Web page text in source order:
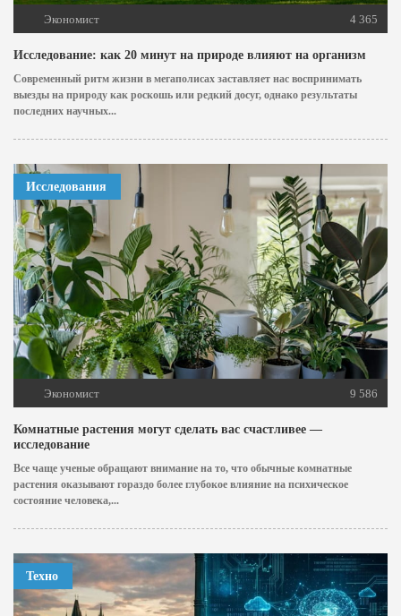
Экономист 4 365
Исследование: как 20 минут на природе влияют на организм
Современный ритм жизни в мегаполисах заставляет нас воспринимать
выезды на природу как роскошь или редкий досуг, однако результаты
последних научных...
Исследования
Экономист 9 586
Комнатные растения могут сделать вас счастливее —
исследование
Все чаще ученые обращают внимание на то, что обычные комнатные
растения оказывают гораздо более глубокое влияние на психическое
состояние человека,...
Техно